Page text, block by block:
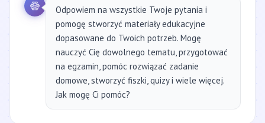
Odpowiem na wszystkie Twoje pytania i
pomogę stworzyć materiały edukacyjne
dopasowane do Twoich potrzeb. Mogę
nauczyć Cię dowolnego tematu, przygotować
na egzamin, pomóc rozwiązać zadanie
domowe, stworzyć fiszki, quizy i wiele więcej.
Jak mogę Ci pomóc?